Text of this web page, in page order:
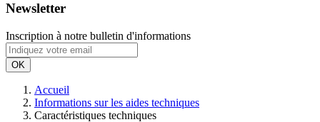
Newsletter
Inscription à notre bulletin d'informations
OK
Accueil
Informations sur les aides techniques
Caractéristiques techniques